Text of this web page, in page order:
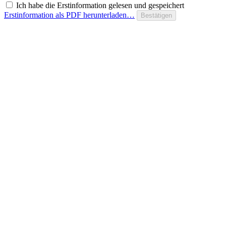
Ich habe die Erstinformation gelesen und gespeichert
Erstinformation als PDF herunterladen…
Bestätigen